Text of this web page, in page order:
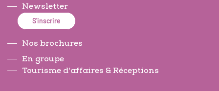
Newsletter
S'inscrire
Nos brochures
En groupe
Tourisme d'affaires & Réceptions